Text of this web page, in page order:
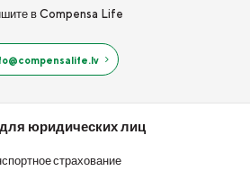
в Compensa Life
для юридических лиц
страхование